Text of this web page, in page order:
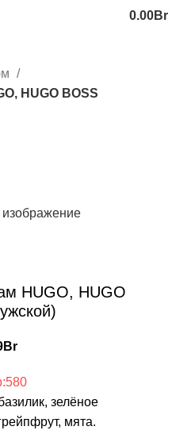
0.00Br
HUGO BOSS
HUGO, HUGO
Br
зелёное
мята.